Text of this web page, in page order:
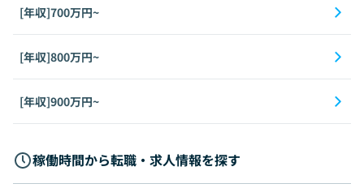
[年収]700万円~
[年収]800万円~
[年収]900万円~
稼働時間から転職・求人情報を探す